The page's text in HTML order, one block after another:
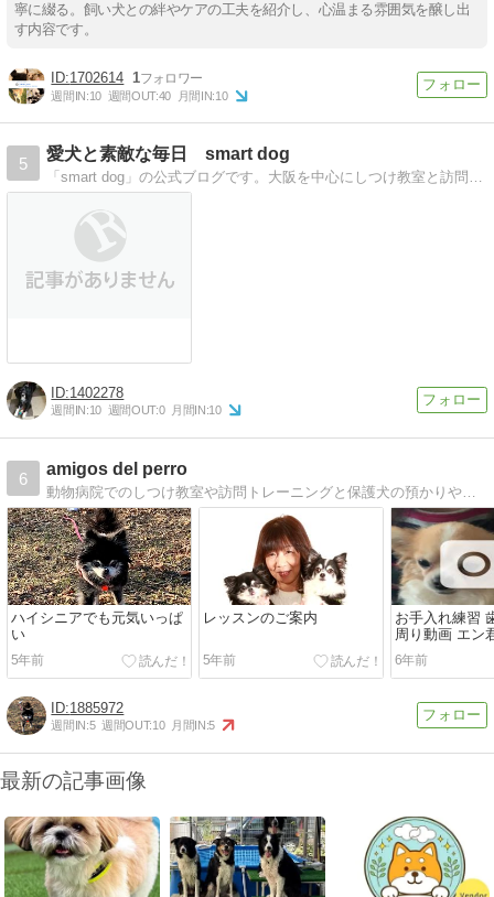
寧に綴る。飼い犬との絆やケアの工夫を紹介し、心温まる雰囲気を醸し出
す内容です。
1702614 1
週間IN:10 週間OUT:40 月間IN:10
5
愛犬と素敵な毎日 smart dog
1402278
週間IN:10 週間OUT:0 月間IN:10
6
amigos del perro
動物病院でのしつけ教室や訪問トレーニングと保護犬の預かりや愛護団体等のお手伝いをしている家庭犬しつけインストラクターの日記
ハイシニアでも元気いっぱ
い
5年前
レッスンのご案内
5年前
お手入れ練習
周り動画 エン
歳♂
6年前
1885972
週間IN:5 週間OUT:10 月間IN:5
最新の記事画像